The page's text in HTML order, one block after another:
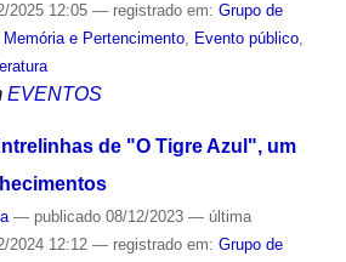
2025 12:05 — registrado em: Grupo de
e Pertencimento, Evento público,
EVENTOS
de "O Tigre Azul", um
— publicado08/12/2023 — última
2024 12:12 — registrado em: Grupo de